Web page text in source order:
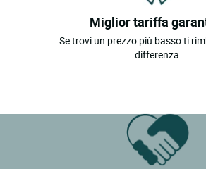
Miglior tariffa
Se trovi un prezzo più basso ti
differenza.